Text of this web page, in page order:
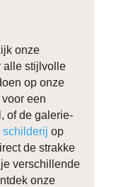
onze
alle stijlvolle
op onze
een
of de galerie-
schilderij op
de strakke
verschillende
onze